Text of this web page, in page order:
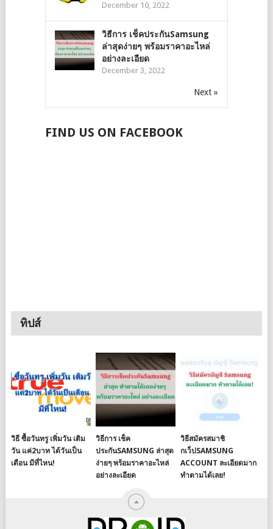
December 10, 2022
วิธีการ เช็คประกันSamsung
ล่าสุดง่ายๆ พร้อมราคาอะไหล่
อย่างละเอียด
December 3, 2022
Next »
FIND US ON FACEBOOK
ทิปส์
วิธี ซื้อวันทรู เพิ่มวัน เติม
วัน แค่2บาท ได้วันเป็น
เดือน มีที่ไหน!
วิธีการ เช็ค
ประกันSAMSUNG ล่าสุด
ง่ายๆ พร้อมราคาอะไหล่
อย่างละเอียด
วิธีสมัครสมาชิ
กเว็ปSAMSUNG
ACCOUNT ละเอียดมาก
ทำตามได้เลย!